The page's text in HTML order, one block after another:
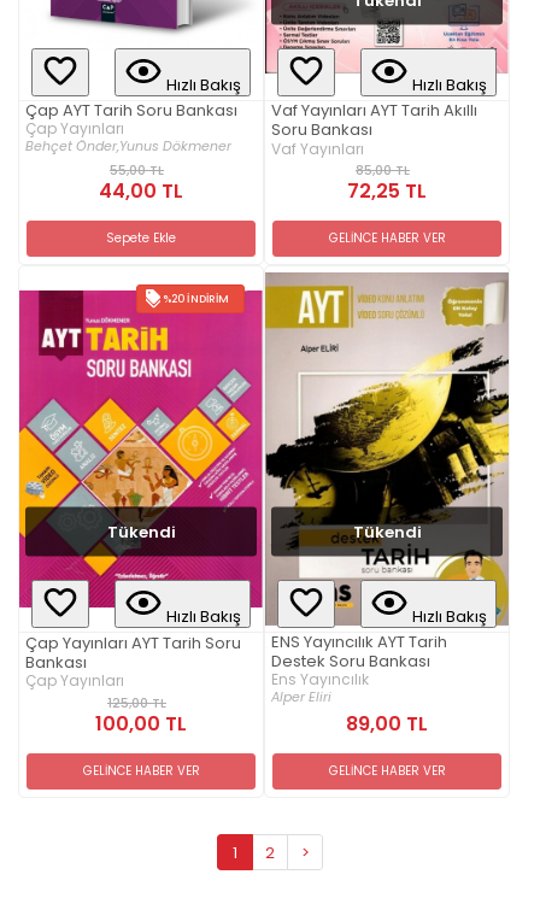
Hızlı Bakış
Çap AYT Tarih Soru Bankası
Çap Yayınları
Behçet Önder,Yunus Dökmener
55,00 TL
44,00 TL
Sepete Ekle
Hızlı Bakış
Vaf Yayınları AYT Tarih Akıllı
Soru Bankası
Vaf Yayınları
85,00 TL
72,25 TL
GELİNCE HABER VER
%20 İNDIRIM
Tükendi
Hızlı Bakış
Çap Yayınları AYT Tarih Soru
Bankası
Çap Yayınları
125,00 TL
100,00 TL
GELİNCE HABER VER
Tükendi
Hızlı Bakış
ENS Yayıncılık AYT Tarih
Destek Soru Bankası
Ens Yayıncılık
Alper Eliri
89,00 TL
GELİNCE HABER VER
1 2 >